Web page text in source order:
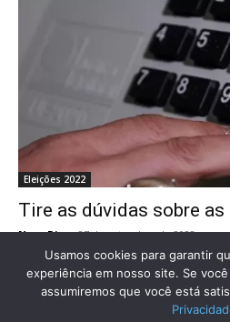
Eleições 2022
Tire as dúvidas sobre
Novo Dia - 27 de setembro de 2022
Usamos cookies para garantir
experiência em nosso site. Se
assumiremos que você está